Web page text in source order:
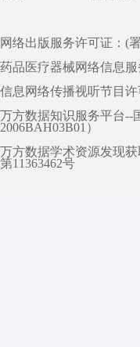
网络出版服务许可证：(
药品医疗器械网络信息
信息网络传播视听节目
万方数据知识服务平台--
2006BAH03B01）
万方数据学术资源发现
第11363462号